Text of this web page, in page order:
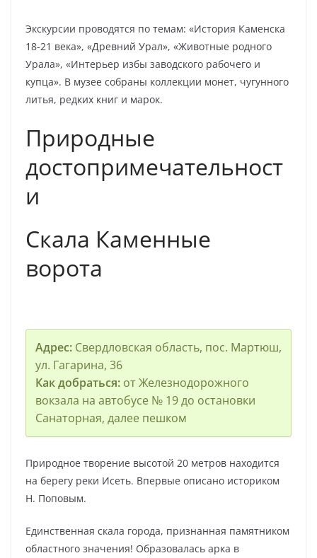
Экскурсии проводятся по темам: «История Каменска
18-21 века», «Древний Урал», «Животные родного
Урала», «Интерьер избы заводского рабочего и
купца». В музее собраны коллекции монет, чугунного
литья, редких книг и марок.
Природные
достопримечательност
и
Скала Каменные
ворота
Адрес:Свердловская область, пос. Мартюш,
ул. Гагарина, 36
Как добраться:от Железнодорожного
вокзала на автобусе № 19 до остановки
Санаторная, далее пешком
Природное творение высотой 20 метров находится
на берегу реки Исеть. Впервые описано историком
Н. Поповым.
Единственная скала города, признанная памятником
областного значения! Образовалась арка в